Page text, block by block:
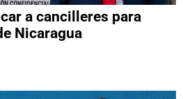
a cancilleres para
Nicaragua